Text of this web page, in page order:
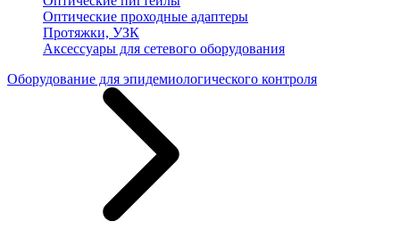
Оптические проходные адаптеры
Протяжки, УЗК
Аксессуары для сетевого оборудования
Оборудование для эпидемиологического контроля